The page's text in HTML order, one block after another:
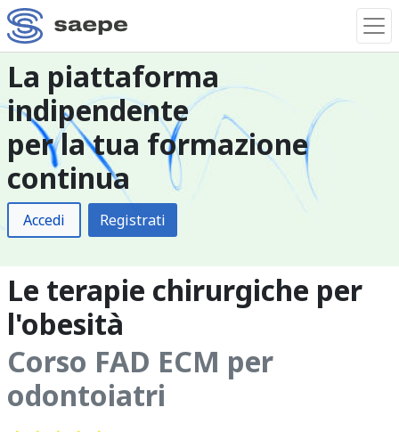
La piattaforma
indipendente
per la tua formazione
continua
Accedi Registrati
Le terapie chirurgiche per
l'obesità
Corso FAD ECM per
odontoiatri